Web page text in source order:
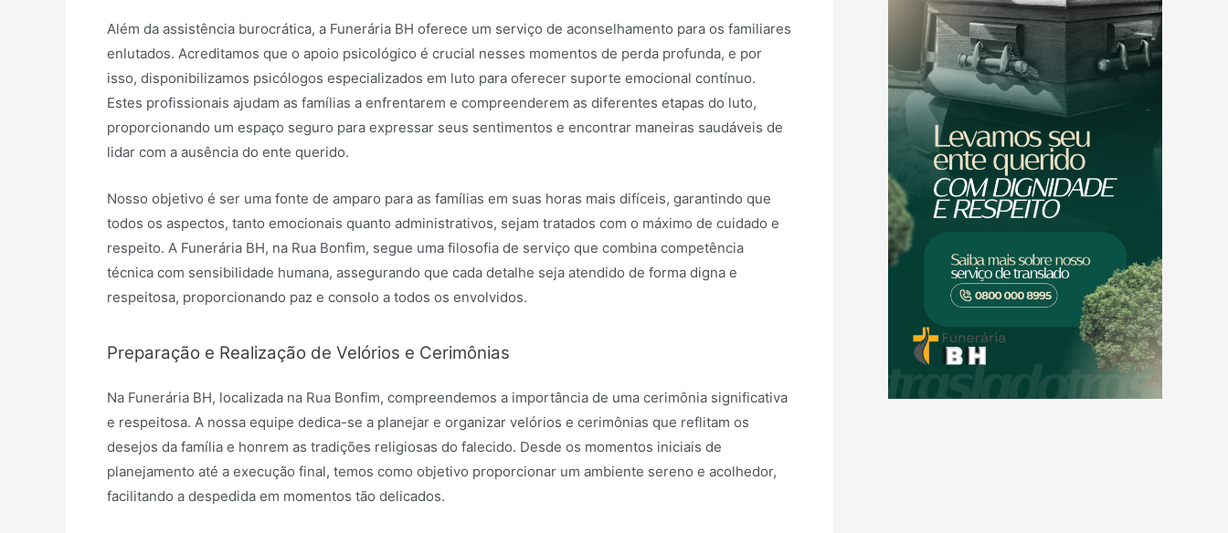
Além da assistência burocrática, a Funerária BH oferece um serviço de aconselhamento para os familiares
enlutados. Acreditamos que o apoio psicológico é crucial nesses momentos de perda profunda, e por
isso, disponibilizamos psicólogos especializados em luto para oferecer suporte emocional contínuo.
Estes profissionais ajudam as famílias a enfrentarem e compreenderem as diferentes etapas do luto,
proporcionando um espaço seguro para expressar seus sentimentos e encontrar maneiras saudáveis de
lidar com a ausência do ente querido.
Nosso objetivo é ser uma fonte de amparo para as famílias em suas horas mais difíceis, garantindo que
todos os aspectos, tanto emocionais quanto administrativos, sejam tratados com o máximo de cuidado e
respeito. A Funerária BH, na Rua Bonfim, segue uma filosofia de serviço que combina competência
técnica com sensibilidade humana, assegurando que cada detalhe seja atendido de forma digna e
respeitosa, proporcionando paz e consolo a todos os envolvidos.
Preparação e Realização de Velórios e Cerimônias
Na Funerária BH, localizada na Rua Bonfim, compreendemos a importância de uma cerimônia significativa
e respeitosa. A nossa equipe dedica-se a planejar e organizar velórios e cerimônias que reflitam os
desejos da família e honrem as tradições religiosas do falecido. Desde os momentos iniciais de
planejamento até a execução final, temos como objetivo proporcionar um ambiente sereno e acolhedor,
facilitando a despedida em momentos tão delicados.